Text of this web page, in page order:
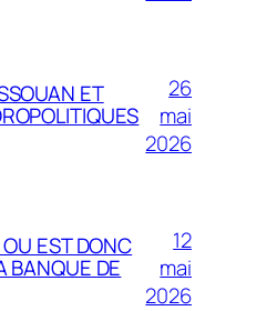
ET
26
mai
2026
EST DONC
BANQUE DE
12
mai
2026